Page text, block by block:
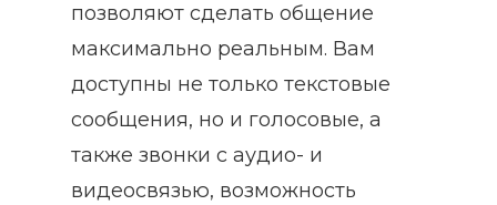
позволяют сделать общение
максимально реальным. Вам
доступны не только текстовые
сообщения, но и голосовые, а
также звонки с аудио- и
видеосвязью, возможность